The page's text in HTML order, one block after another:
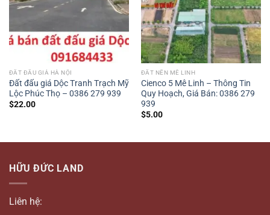
ĐẤT ĐẤU GIÁ HÀ NỘI
Đất đấu giá Dộc Tranh Trạch Mỹ
Lộc Phúc Thọ – 0386 279 939
$22.00
ĐẤT NỀN MÊ LINH
Cienco 5 Mê Linh – Thông Tin
Quy Hoạch, Giá Bán: 0386 279
939
$5.00
HỮU ĐỨC LAND
Liên hệ: